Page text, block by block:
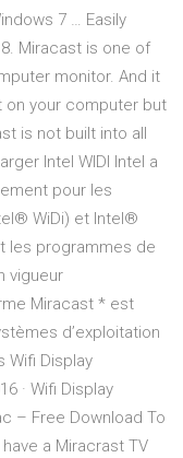
7 … Easily
Miracast is one of
monitor. And it
on your computer but
is not built into all
Intel WIDI Intel a
pour les
WiDi) et Intel®
les programmes de
vigueur
Miracast * est
d’exploitation
Wifi Display
· Wifi Display
– Free Download To
a Miracrast TV